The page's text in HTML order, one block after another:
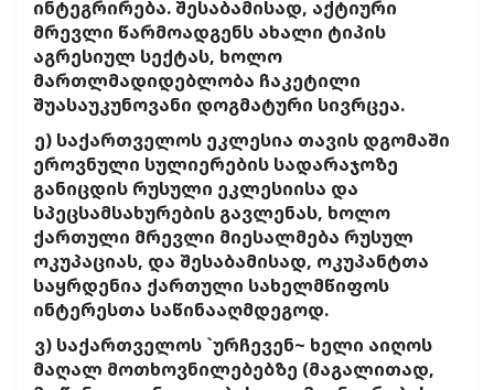
ინტეგრირება. შესაბამისად, აქტიური
მრევლი წარმოადგენს ახალი ტიპის
აგრესიულ სექტას, ხოლო
მართლმადიდებლობა ჩაკეტილი
შუასაუკუნოვანი დოგმატური სივრცეა.
ე) საქართველოს ეკლესია თავის დგომაში
ეროვნული სულიერების სადარაჯოზე
განიცდის რუსული ეკლესიისა და
სპეცსამსახურების გავლენას, ხოლო
ქართული მრევლი მიესალმება რუსულ
ოკუპაციას, და შესაბამისად, ოკუპანტთა
საყრდენია ქართული სახელმწიფოს
ინტერესთა საწინააღმდეგოდ.
ვ) საქართველოს `ურჩევენ~ ხელი აიღოს
მაღალ მოთხოვნილებებზე (მაგალითად,